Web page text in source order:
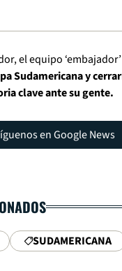
el equipo
Sudamericana y
clave ante su gente.
en Google News
SUDAMERICANA